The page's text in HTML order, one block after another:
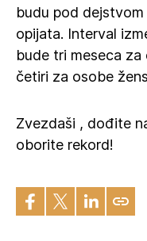
budu pod
opijata. Interval
bude tri meseca
četiri za osobe
Zvezdaši , dođite
oborite rekord!